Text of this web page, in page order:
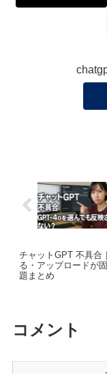
チャットGPT 不具合
る・アップロードが
題まとめ
コメント